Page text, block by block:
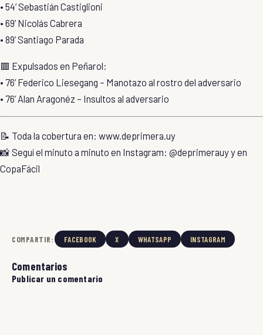
• 54’ Sebastián Castiglioni
• 69’ Nicolás Cabrera
• 89’ Santiago Parada
🟥 Expulsados en Peñarol:
• 76’ Federico Liesegang – Manotazo al rostro del adversario
• 76’ Alan Aragonéz – Insultos al adversario
📝 Toda la cobertura en: www.deprimera.uy
📸 Seguí el minuto a minuto en Instagram: @deprimerauyy en
CopaFácil
COMPARTIR: FACEBOOK X WHATSAPP INSTAGRAM
Comentarios
Publicar un comentario